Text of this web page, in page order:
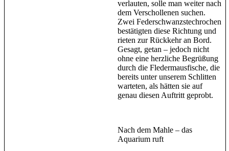
verlauten, solle man weiter nach
dem Verschollenen suchen.
Zwei Federschwanzstechrochen
bestätigten diese Richtung und
rieten zur Rückkehr an Bord.
Gesagt, getan – jedoch nicht
ohne eine herzliche Begrüßung
durch die Fledermausfische, die
bereits unter unserem Schlitten
warteten, als hätten sie auf
genau diesen Auftritt geprobt.
Nach dem Mahle – das
Aquarium ruft